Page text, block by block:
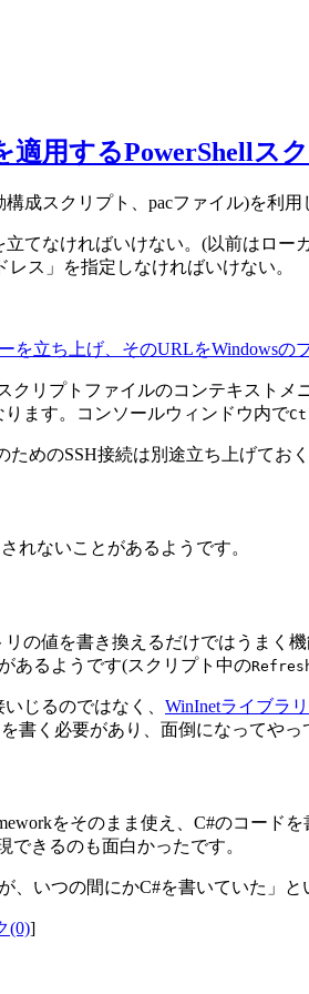
用するPowerShellス
成スクリプト、pacファイル)を利用
てなければいけない。(以前はロー
ス」を指定しなければいけない。
立ち上げ、そのURLをWindowsの
クリプトファイルのコンテキスト
ます。コンソールウィンドウ内で
めのSSH接続は別途立ち上げてお
れないことがあるようです。
の値を書き換えるだけではうまく
あるようです(スクリプト中の
じるのではなく、 WinInetライブラ
書く必要があり、面倒になってやっ
をそのまま使え、C#のコード
できるのも面白かったです。
、いつの間にかC#を書いていた」
(0)]